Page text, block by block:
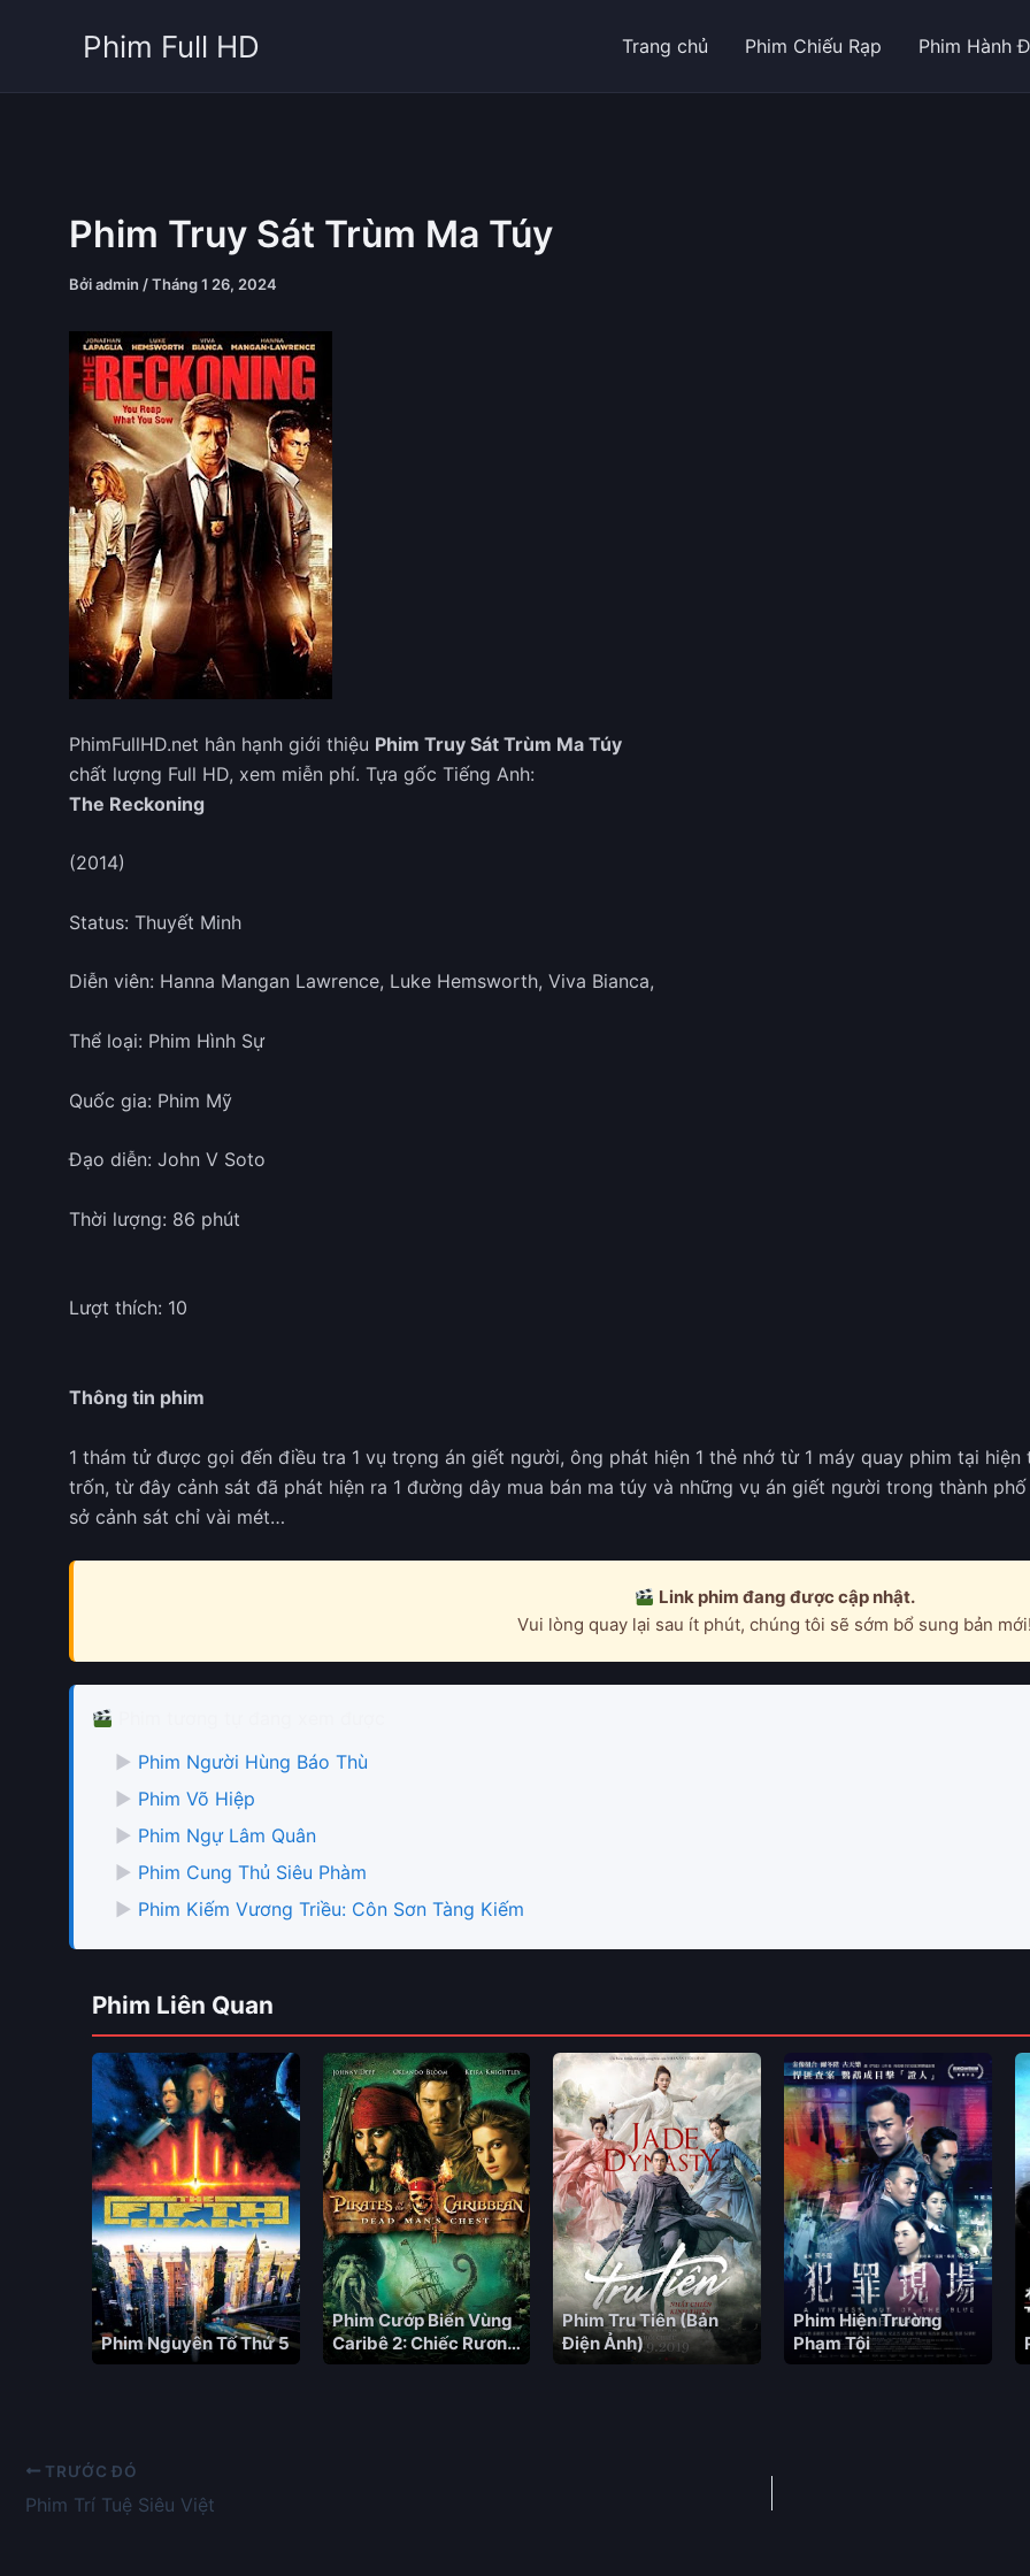
Phim Full HD Trang chủ Phim Chiếu Rạp Phim Hành
Phim Truy Sát Trùm Ma Túy
Bởiadmin /Tháng 1 26, 2024
PhimFullHD.net hân hạnh giới thiệu Phim Truy Sát Trùm Ma Túy
chất lượng Full HD, xem miễn phí. Tựa gốc Tiếng Anh:
The Reckoning
(2014)
Status: Thuyết Minh
Diễn viên: Hanna Mangan Lawrence, Luke Hemsworth, Viva Bianca,
Thể loại: Phim Hình Sự
Quốc gia: Phim Mỹ
Đạo diễn: John V Soto
Thời lượng: 86 phút
Lượt thích: 10
Thông tin phim
1 thám tử được gọi đến điều tra 1 vụ trọng án giết người, ông phát hiện 1 thẻ nhớ từ 1 máy quay phim tại
trốn, từ đây cảnh sát đã phát hiện ra 1 đường dây mua bán ma túy và những vụ án giết người trong thành
sở cảnh sát chỉ vài mét…
Link phim đang được cập nhật.
Vui lòng quay lại sau ít phút, chúng tôi sẽ sớm bổ sung bản
▶ Phim Người Hùng Báo Thù
▶ Phim Võ Hiệp
▶ Phim Ngự Lâm Quân
▶ Phim Cung Thủ Siêu Phàm
▶ Phim Kiếm Vương Triều: Côn Sơn Tàng Kiếm
Phim Liên Quan
Phim Nguyên Tố Thứ 5
Phim Cướp Biển Vùng
Caribê 2: Chiếc Rương
Tử Thần
Phim Tru Tiên (Bản
Điện Ảnh)
Phim Hiện Trường
Phạm Tội
TRƯỚC ĐÓ
Phim Trí Tuệ Siêu Việt